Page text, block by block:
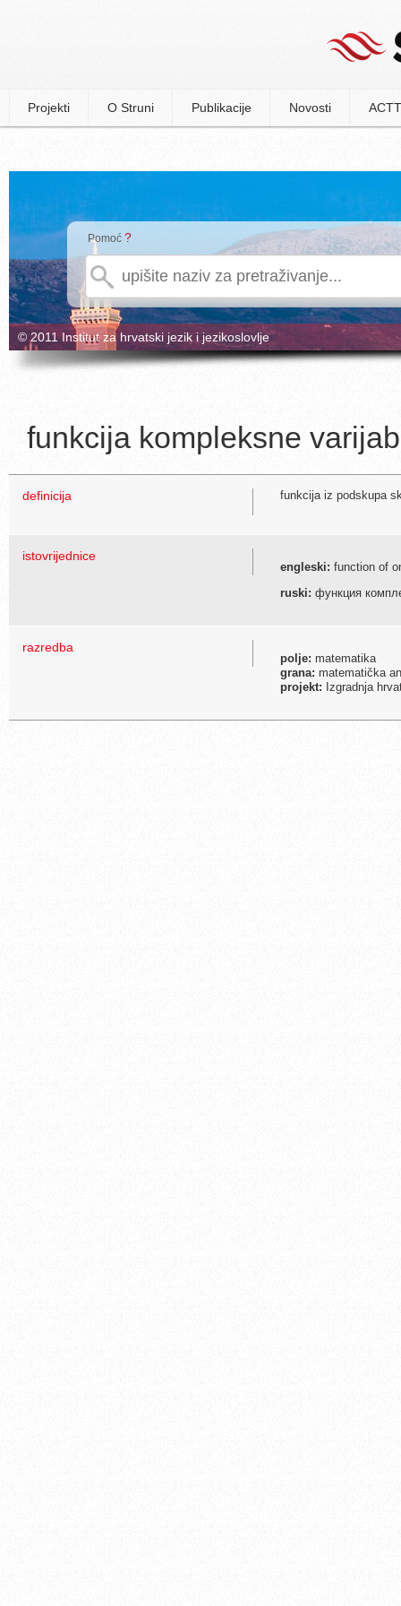
Projekti O Struni Publikacije Novosti
Pomoć ?
© 2011 Institut za hrvatski jezik i jezikoslovlje
funkcija kompleksne
definicija funkcija iz podskupa
istovrijednice
engleski: function of
ruski: функция
razredba
polje: matematika
grana: matematička
projekt: Izgradnja